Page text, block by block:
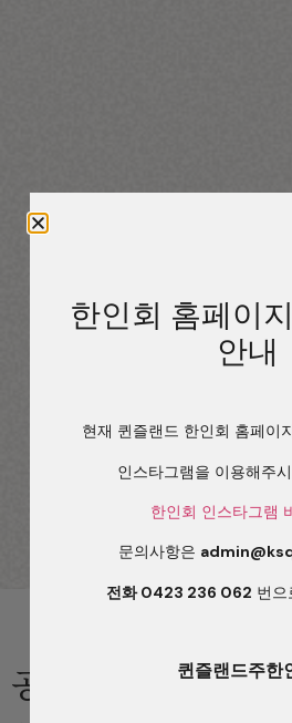
공지사항
한인회 홈페이
안내
현재 퀸즐랜드 한인회 홈페이
인스타그램을 이용해주
한인회 인스타그램
문의사항은
전화 0423 236 062 번으
퀸즐랜드주한